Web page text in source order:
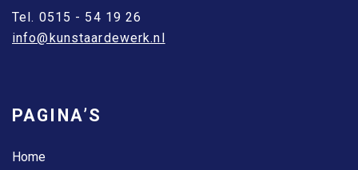
Tel. 0515 - 54 19 26
info@kunstaardewerk.nl
PAGINA’S
Home